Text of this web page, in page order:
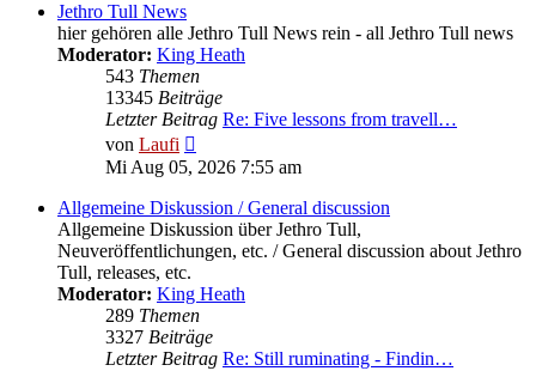
Jethro Tull News
hier gehören alle Jethro Tull News rein - all Jethro Tull news
Moderator: King Heath
543 Themen
13345 Beiträge
Letzter Beitrag Re: Five lessons from travell…
von Laufi
Beitrag
Mi Aug 05, 2026 7:55 am
Allgemeine Diskussion / General discussion
Allgemeine Diskussion über Jethro Tull,
Neuveröffentlichungen, etc. / General discussion about Jethro
Tull, releases, etc.
Moderator: King Heath
289 Themen
3327 Beiträge
Letzter Beitrag Re: Still ruminating - Findin…